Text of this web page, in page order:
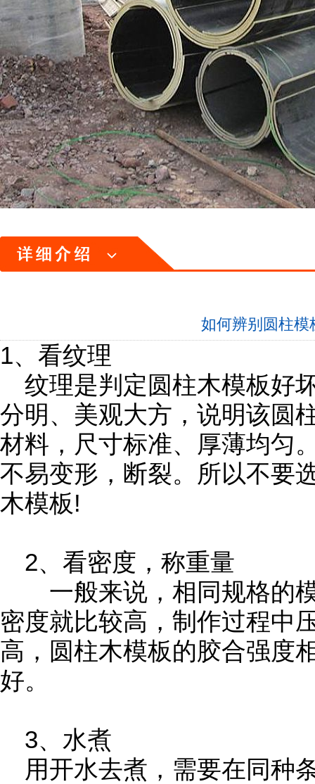
如何辨别圆柱模
1、看纹理
纹理是判定圆柱木模板好
分明、美观大方，说明该圆
材料，尺寸标准、厚薄均匀
不易变形，断裂。所以不要
木模板!
2、看密度，称重量
一般来说，相同规格的模
密度就比较高，制作过程中
高，圆柱木模板的胶合强度
好。
3、水煮
用开水去煮，需要在同种